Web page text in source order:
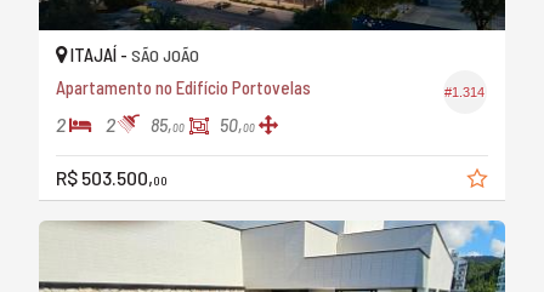
#1.314
ITAJAÍ - SÃO JOÃO
Apartamento no Edifício Portovelas
2 2 85,00 50,00
R$ 503.500,00